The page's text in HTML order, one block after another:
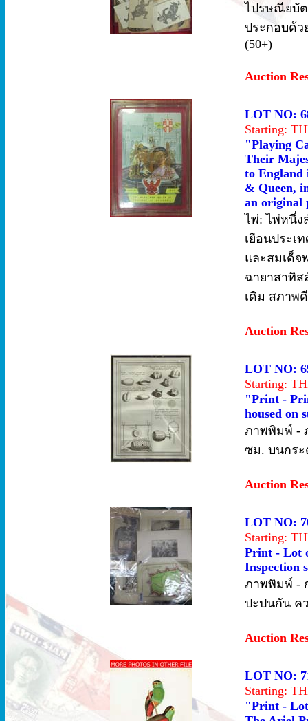
ไปรษณียบั
ประกอบด้ว
(50+)
Auction
LOT NO:
Starting:
"Playing
Their
to England
& Queen,
an original
ไพ่: ไพ่หนึ่ง
เยือนประเ
และสมเด็จ
ฉายาสาทิส
เดิม สภาพ
Auction
LOT NO:
Starting:
"Print -
housed on
ภาพพิมพ์ -
ซม. บนกระ
Auction
LOT NO:
Starting:
Print - Lot
Inspection
ภาพพิมพ์ -
ปะปนกัน ค
Auction
LOT NO:
Starting:
"Print -